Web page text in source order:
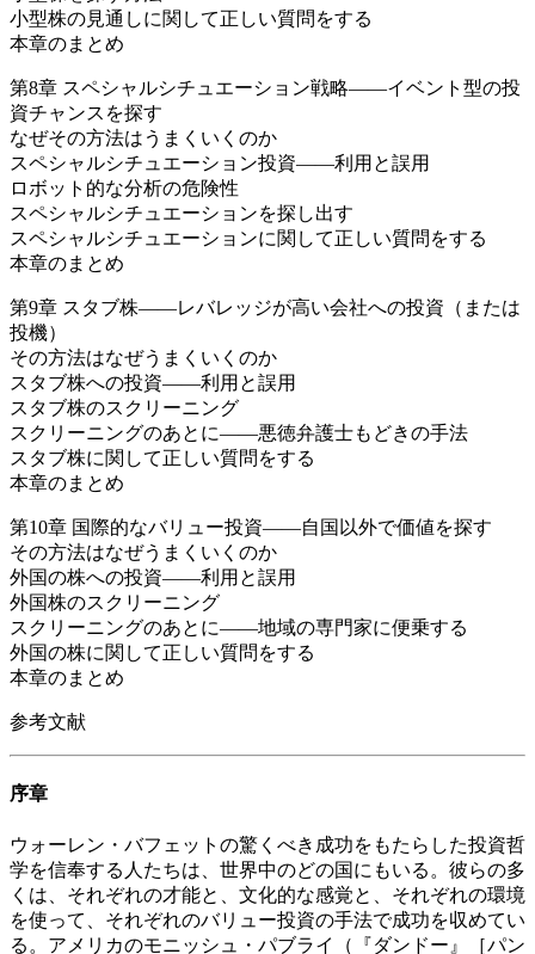
小型株の見通しに関して正しい質問をする
本章のまとめ
第8章 スペシャルシチュエーション戦略――イベント型の投
資チャンスを探す
なぜその方法はうまくいくのか
スペシャルシチュエーション投資――利用と誤用
ロボット的な分析の危険性
スペシャルシチュエーションを探し出す
スペシャルシチュエーションに関して正しい質問をする
本章のまとめ
第9章 スタブ株――レバレッジが高い会社への投資（または
投機）
その方法はなぜうまくいくのか
スタブ株への投資――利用と誤用
スタブ株のスクリーニング
スクリーニングのあとに――悪徳弁護士もどきの手法
スタブ株に関して正しい質問をする
本章のまとめ
第10章 国際的なバリュー投資――自国以外で価値を探す
その方法はなぜうまくいくのか
外国の株への投資――利用と誤用
外国株のスクリーニング
スクリーニングのあとに――地域の専門家に便乗する
外国の株に関して正しい質問をする
本章のまとめ
参考文献
序章
ウォーレン・バフェットの驚くべき成功をもたらした投資哲
学を信奉する人たちは、世界中のどの国にもいる。彼らの多
くは、それぞれの才能と、文化的な感覚と、それぞれの環境
を使って、それぞれのバリュー投資の手法で成功を収めてい
る。アメリカのモニッシュ・パブライ（『ダンドー』［パン